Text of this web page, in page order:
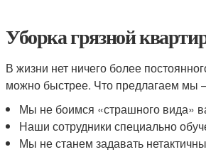
Уборка грязной
В жизни нет ничего более
можно быстрее. Что предлагаем мы
Мы не боимся «страшного вида»
Наши сотрудники специально
Мы не станем задавать